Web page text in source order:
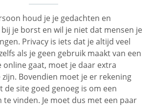
houd je je gedachten en
je borst en wil je niet dat mensen je
Privacy is iets dat je altijd veel
als je geen gebruik maakt van een
online gaat, moet je daar extra
Bovendien moet je er rekening
site goed genoeg is om een
te vinden. Je moet dus met een paar